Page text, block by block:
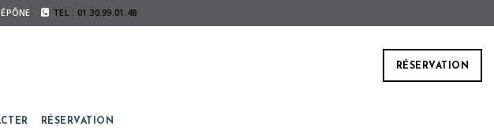
TEL : 01.30.99.01.48
RÉSERVATION
RÉSERVATION